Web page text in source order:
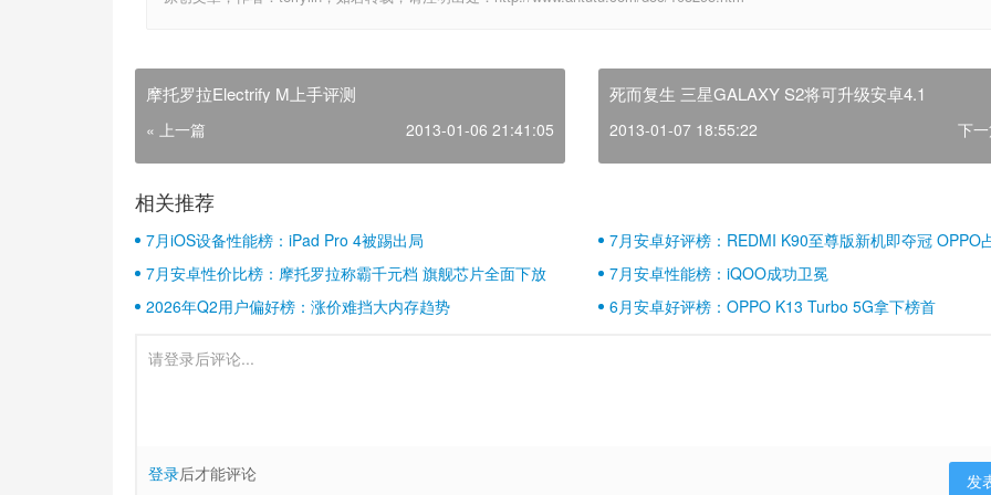
摩托罗拉Electrify M上手评测
« 上一篇 2013-01-06 21:41:05
死而复生 三星GALAXY S2将可升级安卓4.1
2013-01-07 18:55:22 下
相关推荐
7月iOS设备性能榜：iPad Pro 4被踢出局
7月安卓好评榜：REDMI K90至尊版新机即夺冠 OPPO
壁江山
7月安卓性价比榜：摩托罗拉称霸千元档 旗舰芯片全面下放
7月安卓性能榜：iQOO成功卫冕
2026年Q2用户偏好榜：涨价难挡大内存趋势
6月安卓好评榜：OPPO K13 Turbo 5G拿下榜首
登录后才能评论 发